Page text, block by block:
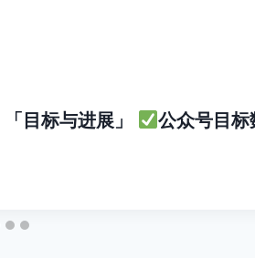
目标与进展」 公众号目